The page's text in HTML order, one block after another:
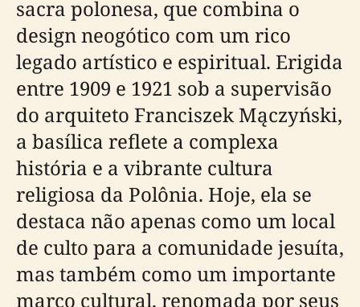
sacra polonesa, que combina o
design neogótico com um rico
legado artístico e espiritual. Erigida
entre 1909 e 1921 sob a supervisão
do arquiteto Franciszek Mączyński,
a basílica reflete a complexa
história e a vibrante cultura
religiosa da Polônia. Hoje, ela se
destaca não apenas como um local
de culto para a comunidade jesuíta,
mas também como um importante
marco cultural, renomada por seus